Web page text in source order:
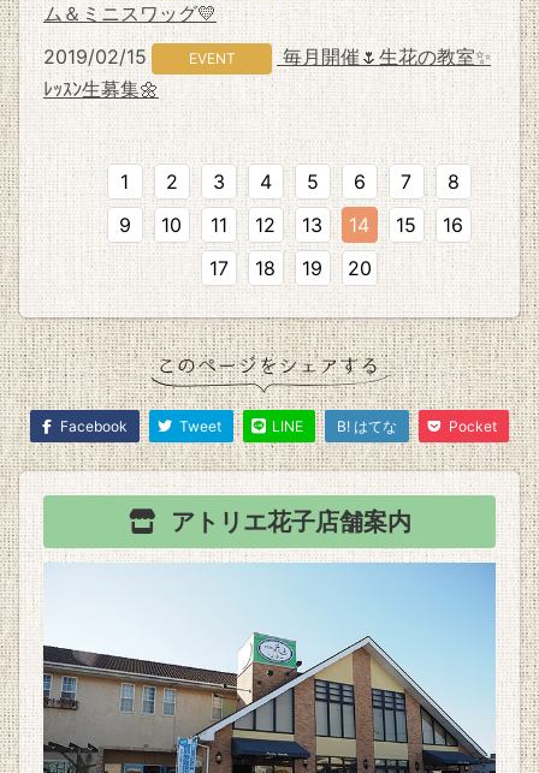
ム＆ミニスワッグ💛
2019/02/15
EVENT
毎月開催🌷生花の教室✨
ﾚｯｽﾝ生募集🌼
1 2 3 4 5 6 7
8
9
10 11 12 13 14 15
16
17
18 19 20
Facebook Tweet LINE B! はてな Pocket
アトリエ花子店舗案内